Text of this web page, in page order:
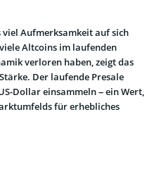
viel Aufmerksamkeit auf sich
Altcoins im laufenden
verloren haben, zeigt das
Der laufende Presale
Dollar einsammeln – ein Wert,
für erhebliches